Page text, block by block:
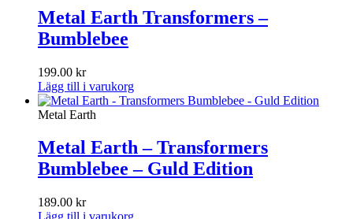
Metal Earth Transformers –
Bumblebee
199.00 kr
Lägg till i varukorg
Metal Earth
Metal Earth – Transformers
Bumblebee – Guld Edition
189.00 kr